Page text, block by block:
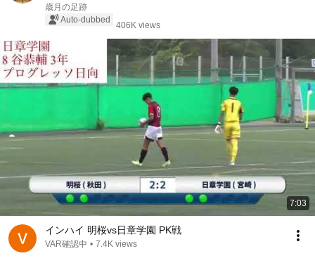
歳月の足跡
Auto-dubbed
406K views
7:03
インハイ 明桜vs日章学園 PK戦
VAR確認中 • 7.4K views